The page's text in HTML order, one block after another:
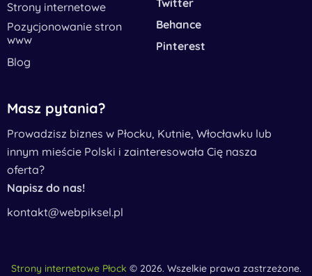
Strony internetowe
Pozycjonowanie stron
www
Blog
Twitter
Behance
Pinterest
Masz pytania?
Prowadzisz biznes w Płocku, Kutnie, Włocławku lub
innym mieście Polski i zainteresowała Cię nasza
oferta?
Napisz do nas!
kontakt@webpiksel.pl
Strony internetowe Płock © 2026. Wszelkie prawa zastrzeżone.